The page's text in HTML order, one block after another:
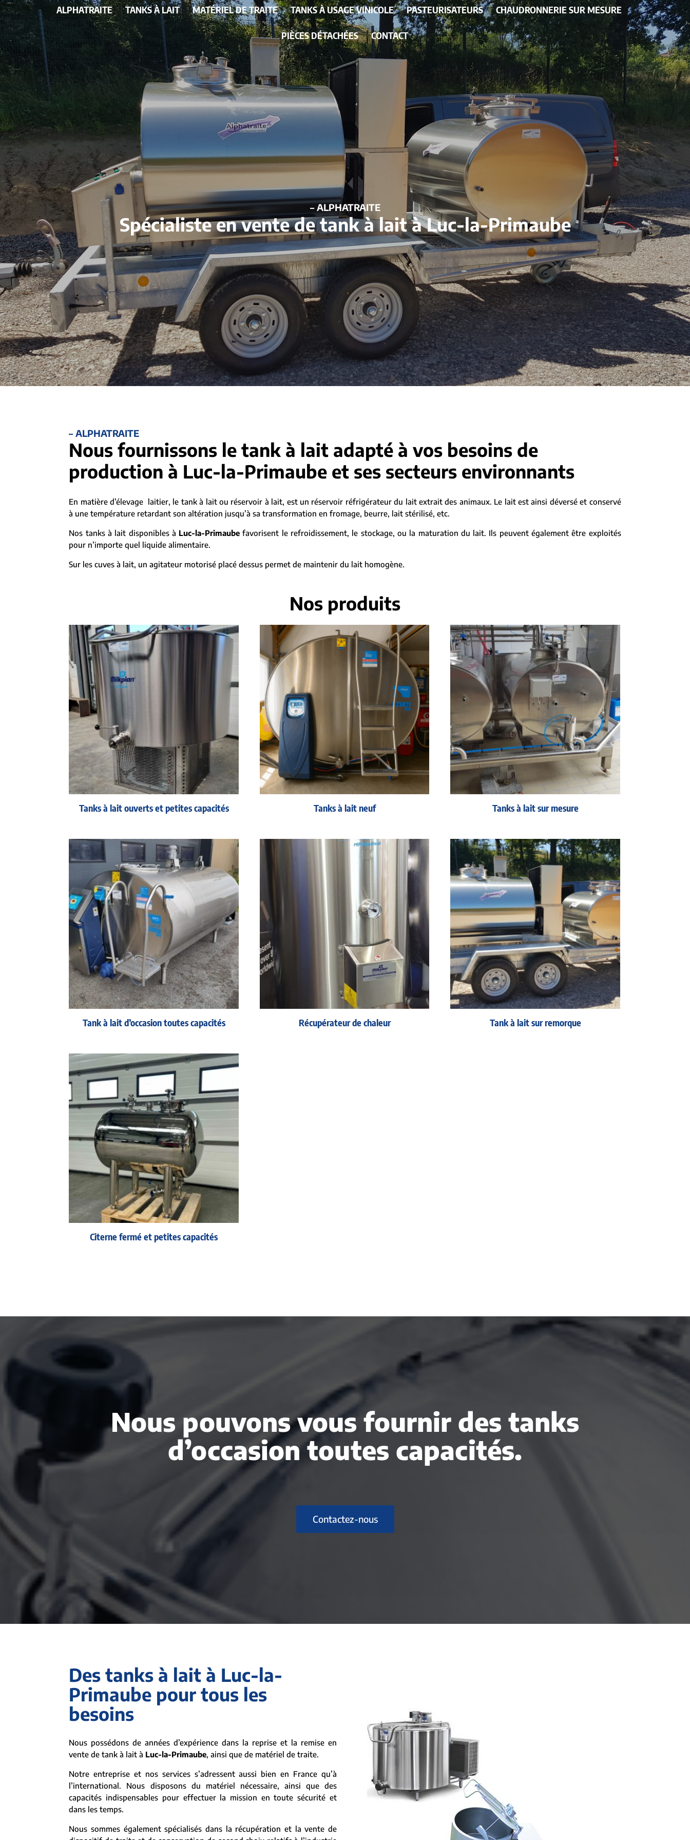
ALPHATRAITE TANKS À LAIT MATÉRIEL DE TRAITE TANKS À USAGE VINICOLE PASTEURISATEURS CHAUDRONNERIE SUR MESURE
PIÈCES DÉTACHÉES CONTACT
– ALPHATRAITE
Spécialiste en vente de tank à lait à Luc-la-Primaube
– ALPHATRAITE
Nous fournissons le tank à lait adapté à vos besoins de
production à Luc-la-Primaube et ses secteurs environnants
En matière d’élevage laitier, le tank à lait ou réservoir à lait, est un réservoir réfrigérateur du lait extrait des animaux. Le lait est ainsi déversé et conservé
à une température retardant son altération jusqu’à sa transformation en fromage, beurre, lait stérilisé, etc.
Nos tanks à lait disponibles à Luc-la-Primaube favorisent le refroidissement, le stockage, ou la maturation du lait. Ils peuvent également être exploités
pour n’importe quel liquide alimentaire.
Sur les cuves à lait, un agitateur motorisé placé dessus permet de maintenir du lait homogène.
Nos produits
Tanks à lait ouverts et petites capacités Tanks à lait neuf Tanks à lait sur mesure
Tank à lait d’occasion toutes capacités Récupérateur de chaleur Tank à lait sur remorque
Citerne fermé et petites capacités
Nous pouvons vous fournir des tanks
d’occasion toutes capacités.
Contactez-nous
Des tanks à lait à Luc-la-
Primaube pour tous les
besoins
Nous possédons de années d’expérience dans la reprise et la remise en
vente de tank à lait à Luc-la-Primaube, ainsi que de matériel de traite.
Notre entreprise et nos services s’adressent aussi bien en France qu’à
l’international. Nous disposons du matériel nécessaire, ainsi que des
capacités indispensables pour effectuer la mission en toute sécurité et
dans les temps.
Nous sommes également spécialisés dans la récupération et la vente de